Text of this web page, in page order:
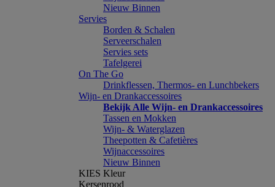
Nieuw Binnen
Servies
Borden & Schalen
Serveerschalen
Servies sets
Tafelgerei
On The Go
Drinkflessen, Thermos- en Lunchbekers
Wijn- en Drankaccessoires
Bekijk Alle Wijn- en Drankaccessoires
Tassen en Mokken
Wijn- & Waterglazen
Theepotten & Cafetières
Wijnaccessoires
Nieuw Binnen
KIES Kleur
Kersenrood